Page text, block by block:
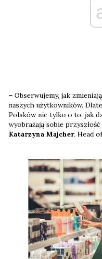
– Obserwujemy, jak
naszych użytkowników.
Polaków nie tylko o to, jak
wyobrażają sobie
Katarzyna Majcher, Head